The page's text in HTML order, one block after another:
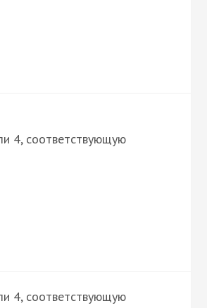
4, соответствующую
4, соответствующую